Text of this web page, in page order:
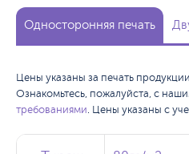
Односторонняя печать
Цены указаны за печать
Ознакомьтесь, пожалуйста, с
требованиями. Цены указаны с